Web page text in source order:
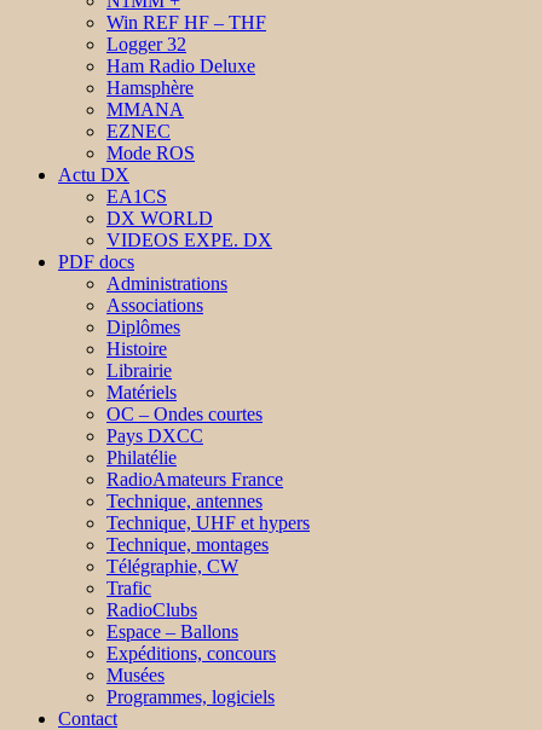
Win REF HF – THF
Logger 32
Ham Radio Deluxe
Hamsphère
MMANA
EZNEC
Mode ROS
Actu DX
EA1CS
DX WORLD
VIDEOS EXPE. DX
PDF docs
Administrations
Associations
Diplômes
Histoire
Librairie
Matériels
OC – Ondes courtes
Pays DXCC
Philatélie
RadioAmateurs France
Technique, antennes
Technique, UHF et hypers
Technique, montages
Télégraphie, CW
Trafic
RadioClubs
Espace – Ballons
Expéditions, concours
Musées
Programmes, logiciels
Contact